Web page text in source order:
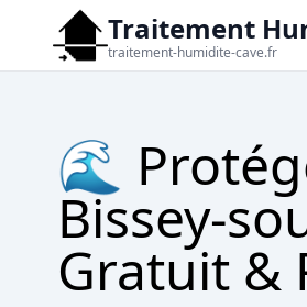
Traitement
traitement-humidite-cave.fr
🌊
Bissey-
Gratuit